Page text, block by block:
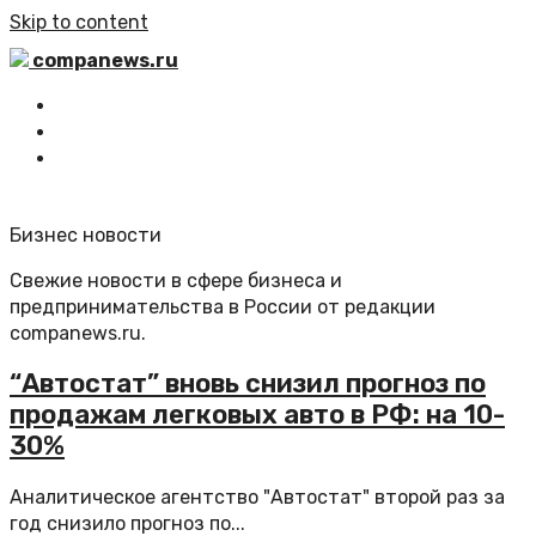
Skip to content
companews.ru
Бизнес новости
Свежие новости в сфере бизнеса и
предпринимательства в России от редакции
companews.ru.
“Автостат” вновь снизил прогноз по
продажам легковых авто в РФ: на 10-
30%
Аналитическое агентство "Автостат" второй раз за
год снизило прогноз по...